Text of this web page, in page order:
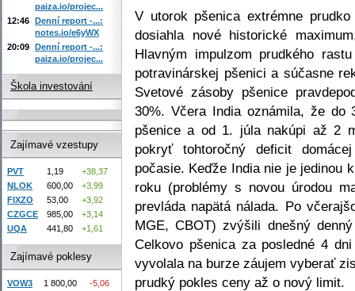
V utorok pšenica extrémne
dosiahla nové historické
Hlavným impulzom prudkého
potravinárskej pšenici a súčasne
Svetové zásoby pšenice
30%. Včera India oznámila, že
pšenice a od 1. júla nakúpi až 2
pokryť tohtoročný deficit
počasie. Keďže India nie je jedinou
roku (problémy s novou úrodou
prevláda napätá nálada. Po
MGE, CBOT) zvýšili dnešný
Celkovo pšenica za posledné 4
vyvolala na burze záujem vyberať
prudký pokles ceny až o nový limit.
paiza.io/projec...
12:46 Denní report -...:
notes.io/e6yWX
20:09 Denní report -...:
paiza.io/projec...
Škola investování
Zajímavé vzestupy
PVT 1,19
+38,37
NLOK
600,00
+3,99
FIXZO
53,00
+3,92
CZGCE
985,00
+3,14
UQA
441,80 +1,61
Zajímavé poklesy
VOW3 1 800,00
-5,06